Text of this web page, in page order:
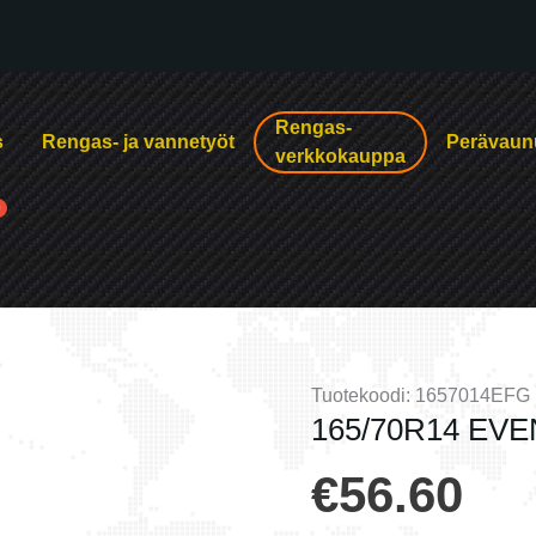
Rengas- ja vannetyöt
Rengas-
verkkokauppa
Tuotekoodi: 1657014EFG
165/70R14
€56.60